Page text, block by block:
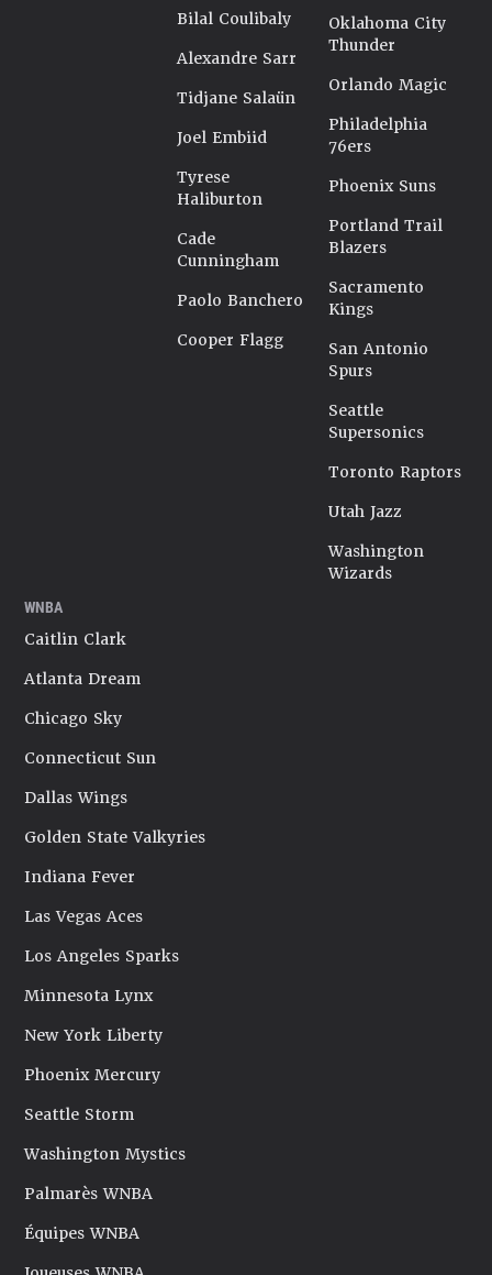
Bilal Coulibaly
Alexandre Sarr
Tidjane Salaün
Joel Embiid
Tyrese
Haliburton
Cade
Cunningham
Paolo Banchero
Cooper Flagg
Oklahoma City
Thunder
Orlando Magic
Philadelphia
76ers
Phoenix Suns
Portland Trail
Blazers
Sacramento
Kings
San Antonio
Spurs
Seattle
Supersonics
Toronto Raptors
Utah Jazz
Washington
Wizards
WNBA
Caitlin Clark
Atlanta Dream
Chicago Sky
Connecticut Sun
Dallas Wings
Golden State Valkyries
Indiana Fever
Las Vegas Aces
Los Angeles Sparks
Minnesota Lynx
New York Liberty
Phoenix Mercury
Seattle Storm
Washington Mystics
Palmarès WNBA
Équipes WNBA